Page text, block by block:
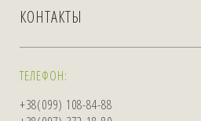
КОНТАКТЫ
ТЕЛЕФОН:
+38(099) 108-84-88